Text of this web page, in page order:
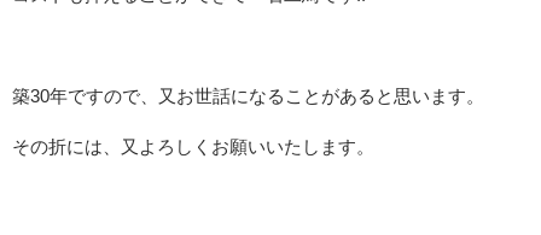
築30年ですので、又お世話になることがあると思います。
その折には、又よろしくお願いいたします。